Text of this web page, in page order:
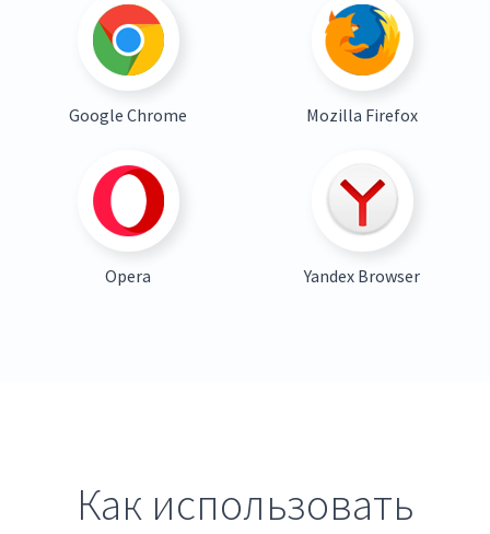
Google Chrome Mozilla Firefox
Opera Yandex Browser
Как использовать